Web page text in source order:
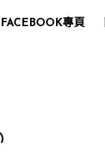
FACEBOOK專頁
FACEBOOK專頁